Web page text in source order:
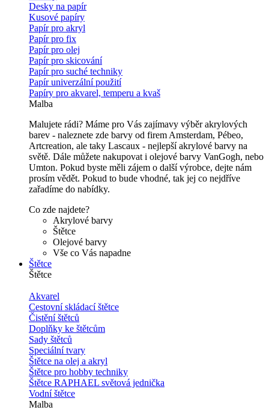
Desky na papír
Kusové papíry
Papír pro akryl
Papír pro fix
Papír pro olej
Papír pro skicování
Papír pro suché techniky
Papír univerzální použití
Papíry pro akvarel, temperu a kvaš
Malba
Malujete rádi? Máme pro Vás zajímavy výběr akrylových
barev - naleznete zde barvy od firem Amsterdam, Pébeo,
Artcreation, ale taky Lascaux - nejlepší akrylové barvy na
světě. Dále můžete nakupovat i olejové barvy VanGogh, nebo
Umton. Pokud byste měli zájem o další výrobce, dejte nám
prosím vědět. Pokud to bude vhodné, tak jej co nejdříve
zařadíme do nabídky.
Co zde najdete?
Akrylové barvy
Štětce
Olejové barvy
Vše co Vás napadne
Štětce
Štětce
Akvarel
Cestovní skládací štětce
Čistění štětců
Doplňky ke štětcům
Sady štětců
Speciální tvary
Štětce na olej a akryl
Štětce pro hobby techniky
Štětce RAPHAEL světová jednička
Vodní štětce
Malba